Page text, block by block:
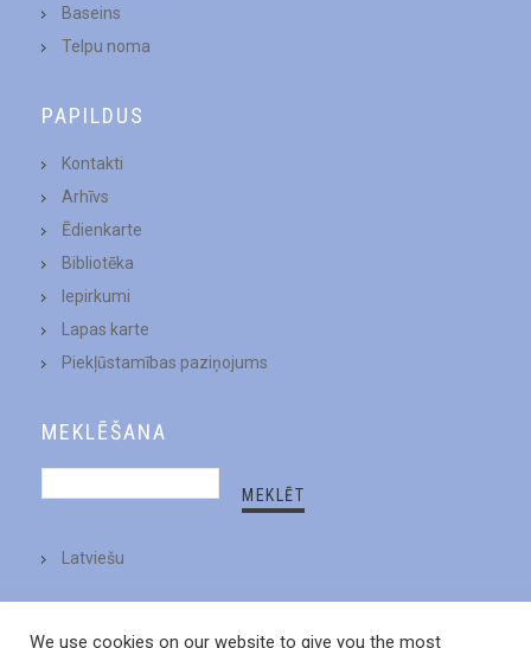
Baseins
Telpu noma
PAPILDUS
Kontakti
Arhīvs
Ēdienkarte
Bibliotēka
Iepirkumi
Lapas karte
Piekļūstamības paziņojums
MEKLĒŠANA
Latviešu
We use cookies on our website to give you the most